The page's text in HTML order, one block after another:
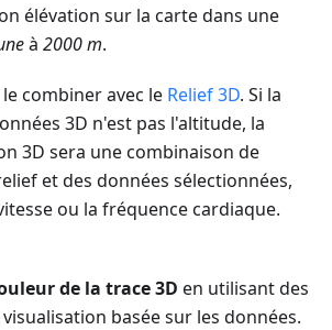
élévation sur la carte dans une
à 2000 m.
combiner avec le Relief 3D. Si la
3D n'est pas l'altitude, la
3D sera une combinaison de
et des données sélectionnées,
ou la fréquence cardiaque.
de la trace 3D en utilisant des
basée sur les données.